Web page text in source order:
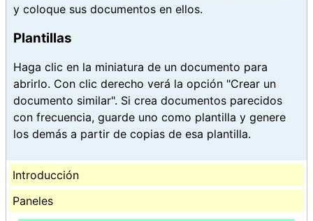
y coloque sus documentos en ellos.
Plantillas
Haga clic en la miniatura de un documento para
abrirlo. Con clic derecho verá la opción "Crear un
documento similar". Si crea documentos parecidos
con frecuencia, guarde uno como plantilla y genere
los demás a partir de copias de esa plantilla.
Introducción
Paneles